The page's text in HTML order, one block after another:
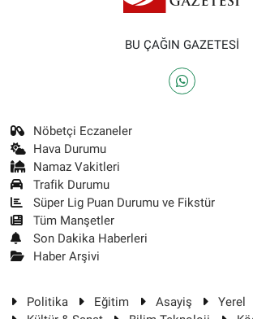
BU ÇAĞIN GAZETESİ
Nöbetçi Eczaneler
Hava Durumu
Namaz Vakitleri
Trafik Durumu
Süper Lig Puan Durumu ve Fikstür
Tüm Manşetler
Son Dakika Haberleri
Haber Arşivi
Politika Eğitim Asayiş Yerel